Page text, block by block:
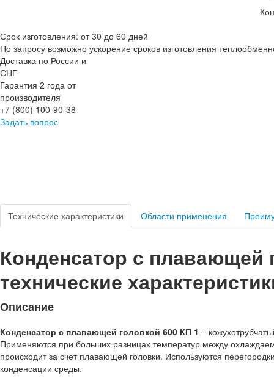
Срок изготовления: от 30 до 60 дней
По запросу возможно ускорение сроков изготовления
Доставка по России и
СНГ
Гарантия 2 года от
производителя
+7 (800) 100-90-38
Задать вопрос
Технические характеристики Области применения
Конденсатор с плавающей
технические
Описание
Конденсатор с плавающей головкой 600 КП 1 –
Применяются при больших разницах температур между
происходит за счет плавающей головки. Используются
конденсации среды.